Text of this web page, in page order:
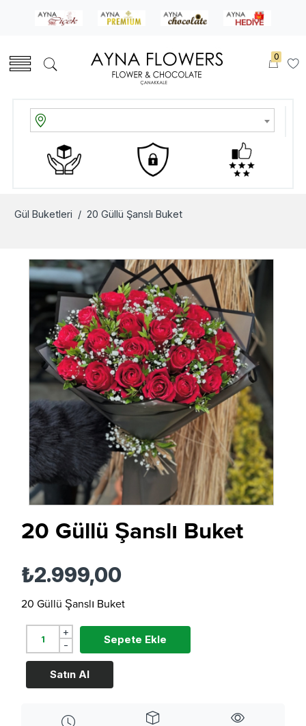
0
Gül Buketleri / 20 Güllü Şanslı Buket
20 Güllü Şanslı Buket
₺2.999,00
20 Güllü Şanslı Buket
+
-
Sepete Ekle
Satın Al